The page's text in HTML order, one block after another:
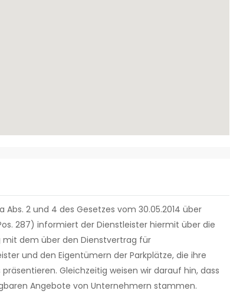
2 und 4 des Gesetzes vom 30.05.2014 über
287) informiert der Dienstleister hiermit über die
dem über den Dienstvertrag für
und den Eigentümern der Parkplätze, die ihre
Gleichzeitig weisen wir darauf hin, dass
Angebote von Unternehmern stammen.